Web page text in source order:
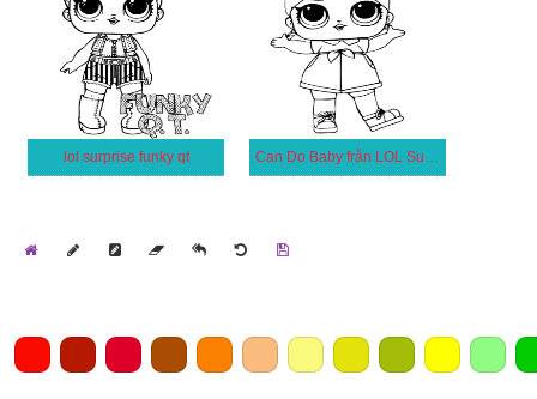
lol surprise funky qt Can Do Baby från LOL Surprise